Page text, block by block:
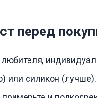
перед
или силикон (лучше).